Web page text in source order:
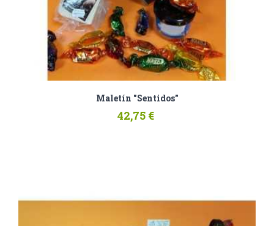
Maletín "Sentidos"
42,75 €